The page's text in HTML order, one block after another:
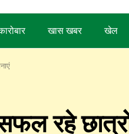
खास खबर खेल
सफल रहे